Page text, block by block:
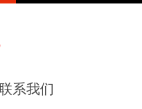
系我们